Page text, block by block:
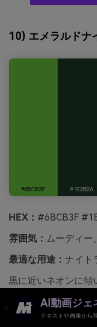
10) エメラルドナ
HEX： #6BCB3F
雰囲気： ムーディー
最適な用途： ナイト
黒に近いネオンに傾
でメインタイトル
して読みやすさを
AI動画ジェ
テキストや画像から